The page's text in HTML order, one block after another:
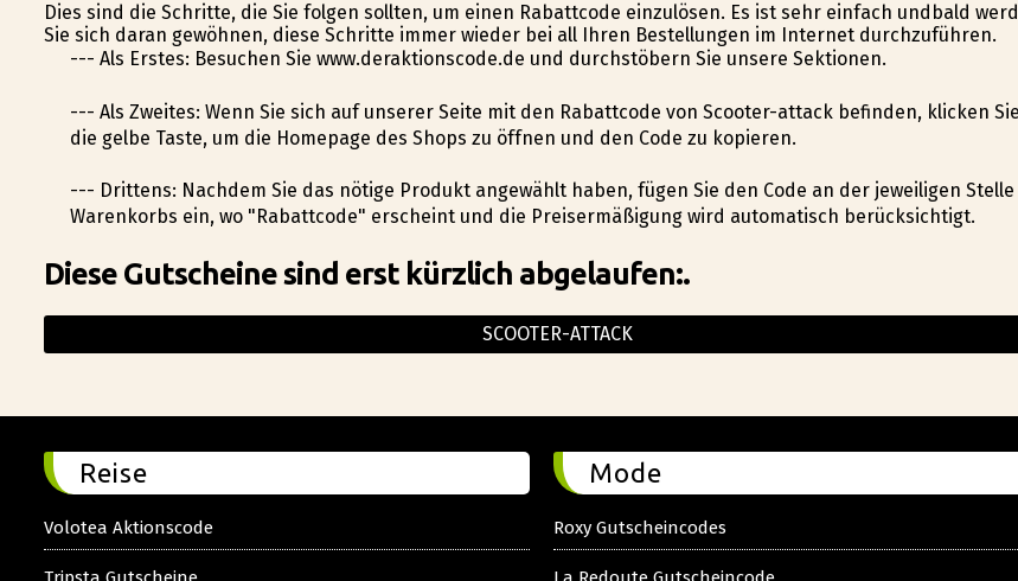
Dies sind die Schritte, die Sie folgen sollten, um einen Rabattcode einzulösen. Es ist sehr einfach undbald
Sie sich daran gewöhnen, diese Schritte immer wieder bei all Ihren Bestellungen im Internet durchzuführen.
--- Als Erstes: Besuchen Sie www.deraktionscode.de und durchstöbern Sie unsere Sektionen.
--- Als Zweites: Wenn Sie sich auf unserer Seite mit den Rabattcode von Scooter-attack befinden, klicken
die gelbe Taste, um die Homepage des Shops zu öffnen und den Code zu kopieren.
--- Drittens: Nachdem Sie das nötige Produkt angewählt haben, fügen Sie den Code an der jeweiligen Stelle
Warenkorbs ein, wo "Rabattcode" erscheint und die Preisermäßigung wird automatisch berücksichtigt.
Diese Gutscheine sind erst kürzlich abgelaufen:.
SCOOTER-ATTACK
Reise
Volotea Aktionscode
Mode
Roxy Gutscheincodes